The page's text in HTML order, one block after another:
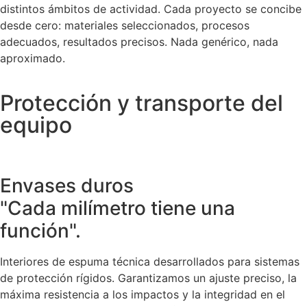
distintos ámbitos de actividad. Cada proyecto se concibe
desde cero: materiales seleccionados, procesos
adecuados, resultados precisos. Nada genérico, nada
aproximado.
Protección y transporte del
equipo
Envases duros
"Cada milímetro tiene una
función".
Interiores de espuma técnica desarrollados para sistemas
de protección rígidos. Garantizamos un ajuste preciso, la
máxima resistencia a los impactos y la integridad en el